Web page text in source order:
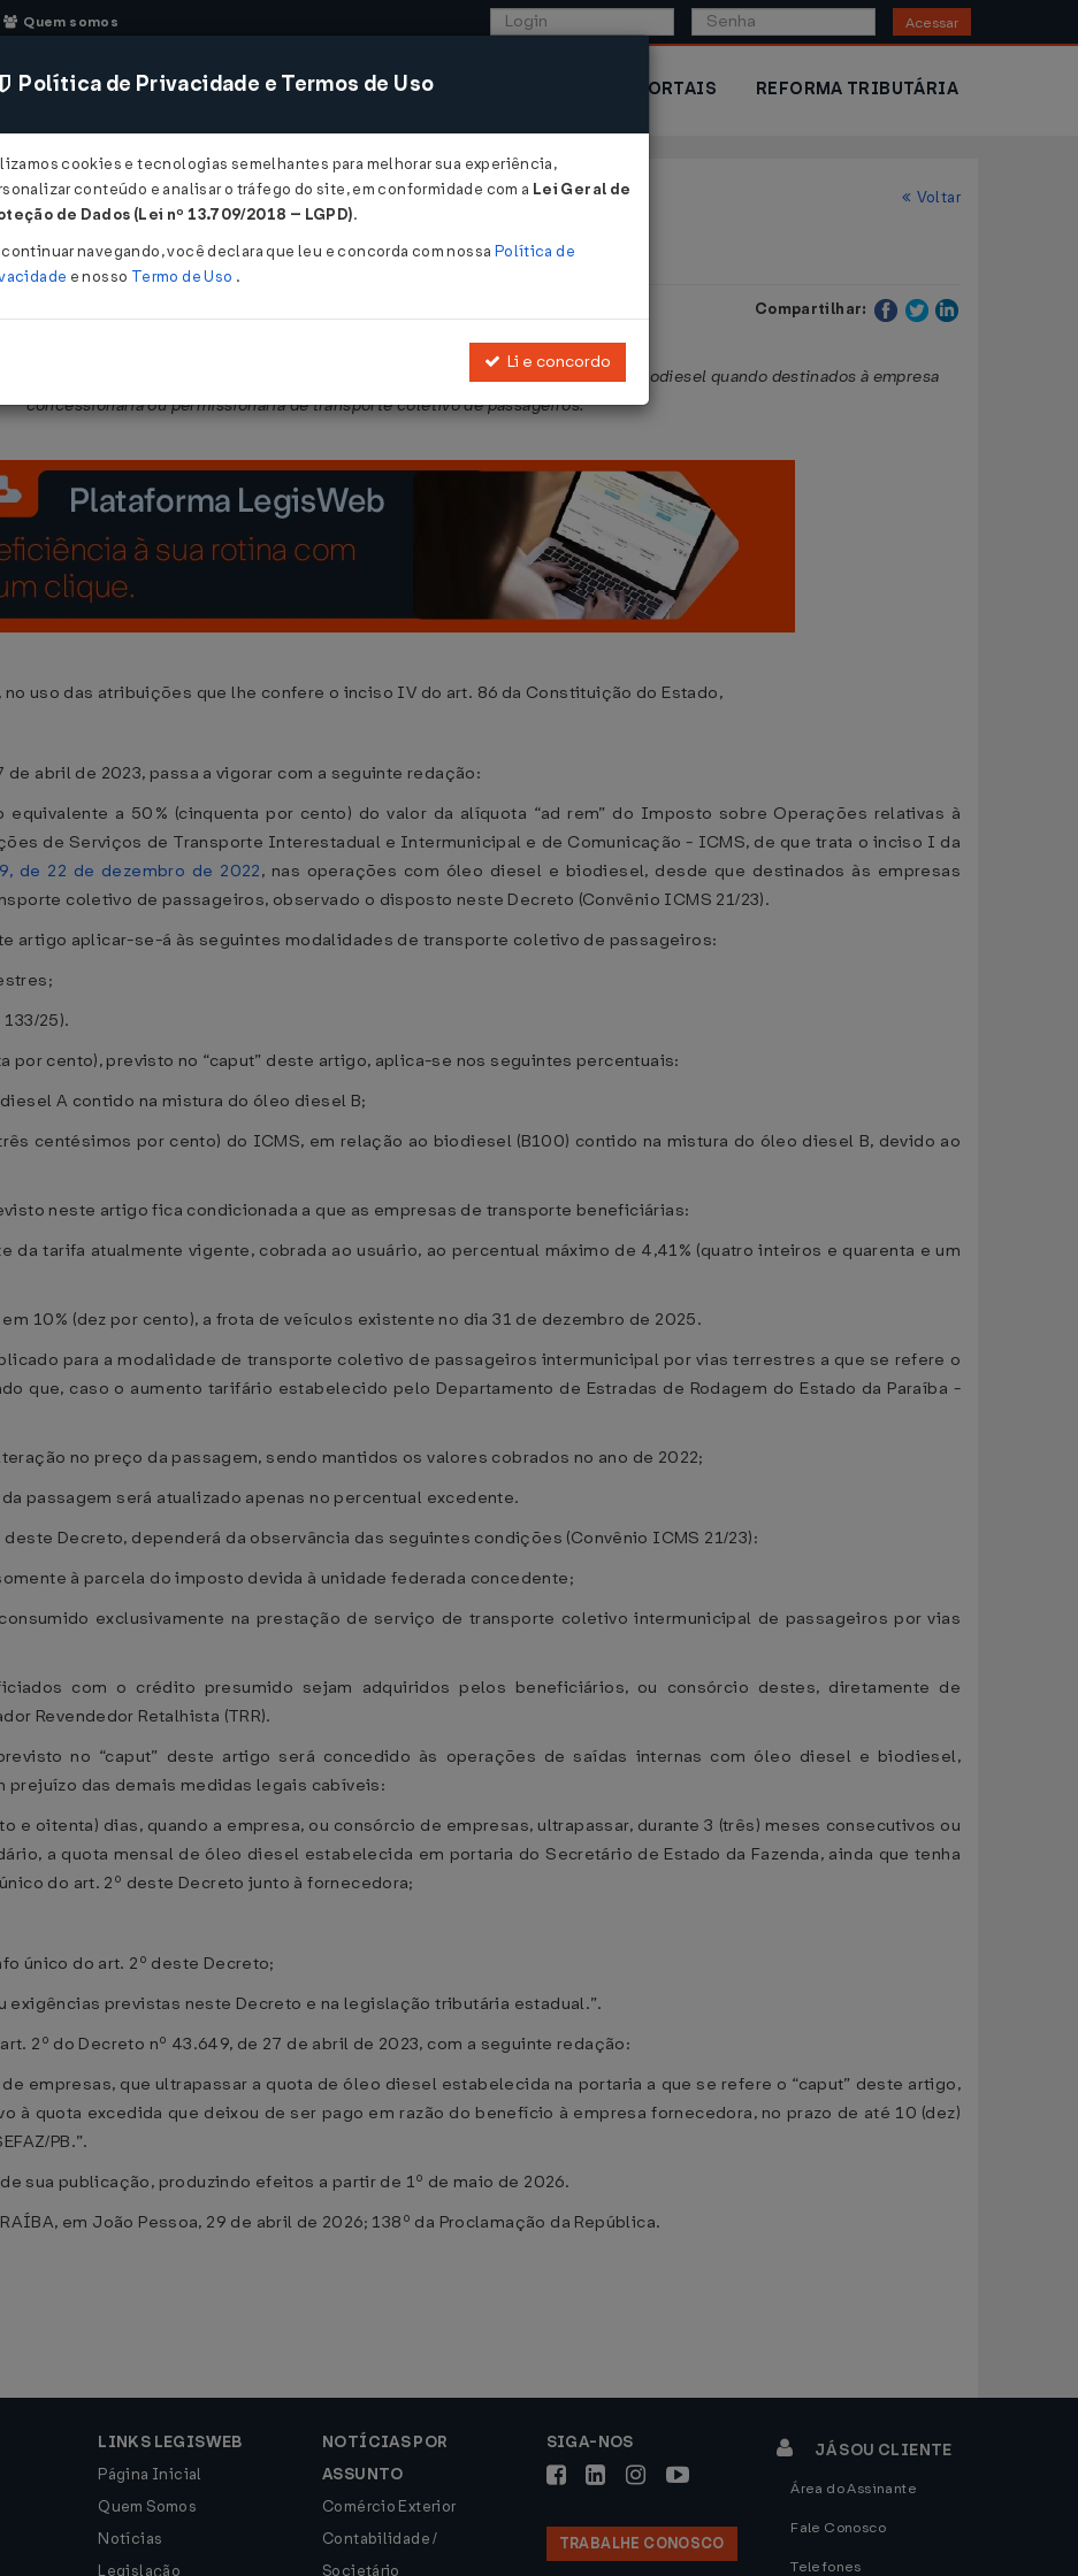
Quem somos Acessar
CONSULTORIA SISTEMAS COMÉRCIO EXTERIOR PORTAIS REFORMA TRIBUTÁRIA
- Paraíba Voltar
2026
Compartilhar:
crédito presumido do ICMS para as operações de saída de óleo diesel e biodiesel quando destinados à empresa
concessionária ou permissionária de transporte coletivo de passageiros.
no uso das atribuições que lhe confere o inciso IV do art. 86 da Constituição do Estado,
de abril de 2023, passa a vigorar com a seguinte redação:
equivalente a 50% (cinquenta por cento) do valor da alíquota “ad rem” do Imposto sobre Operações relativas à
de Serviços de Transporte Interestadual e Intermunicipal e de Comunicação - ICMS, de que trata o inciso I da
de 22 de dezembro de 2022, nas operações com óleo diesel e biodiesel, desde que destinados às empresas
coletivo de passageiros, observado o disposto neste Decreto (Convênio ICMS 21/23).
artigo aplicar-se-á às seguintes modalidades de transporte coletivo de passageiros:
25).
por cento), previsto no “caput” deste artigo, aplica-se nos seguintes percentuais:
A contido na mistura do óleo diesel B;
centésimos por cento) do ICMS, em relação ao biodiesel (B100) contido na mistura do óleo diesel B, devido ao
neste artigo fica condicionada a que as empresas de transporte beneficiárias:
tarifa atualmente vigente, cobrada ao usuário, ao percentual máximo de 4,41% (quatro inteiros e quarenta e um
10% (dez por cento), a frota de veículos existente no dia 31 de dezembro de 2025.
para a modalidade de transporte coletivo de passageiros intermunicipal por vias terrestres a que se refere o
que, caso o aumento tarifário estabelecido pelo Departamento de Estradas de Rodagem do Estado da Paraíba -
no preço da passagem, sendo mantidos os valores cobrados no ano de 2022;
passagem será atualizado apenas no percentual excedente.
Decreto, dependerá da observância das seguintes condições (Convênio ICMS 21/23):
à parcela do imposto devida à unidade federada concedente;
exclusivamente na prestação de serviço de transporte coletivo intermunicipal de passageiros por vias
com o crédito presumido sejam adquiridos pelos beneficiários, ou consórcio destes, diretamente de
Revendedor Retalhista (TRR).
no “caput” deste artigo será concedido às operações de saídas internas com óleo diesel e biodiesel,
das demais medidas legais cabíveis:
e oitenta) dias, quando a empresa, ou consórcio de empresas, ultrapassar, durante 3 (três) meses consecutivos ou
a quota mensal de óleo diesel estabelecida em portaria do Secretário de Estado da Fazenda, ainda que tenha
do art. 2º deste Decreto junto à fornecedora;
único do art. 2º deste Decreto;
previstas neste Decreto e na legislação tributária estadual.”.
2º do Decreto nº 43.649, de 27 de abril de 2023, com a seguinte redação:
empresas, que ultrapassar a quota de óleo diesel estabelecida na portaria a que se refere o “caput” deste artigo,
à quota excedida que deixou de ser pago em razão do benefício à empresa fornecedora, no prazo de até 10 (dez)
PB.”.
sua publicação, produzindo efeitos a partir de 1º de maio de 2026.
em João Pessoa, 29 de abril de 2026; 138º da Proclamação da República.
LINKS LEGISWEB
Página Inicial
Quem Somos
Notícias
Legislação
NOTÍCIAS POR
ASSUNTO
Comércio Exterior
Contabilidade /
Societário
SIGA-NOS
TRABALHE CONOSCO
JÁ SOU CLIENTE
Área do Assinante
Fale Conosco
Telefones
Política de Privacidade e Termos de Uso
cookies e tecnologias semelhantes para melhorar sua experiência,
conteúdo e analisar o tráfego do site, em conformidade com a Lei Geral de
de Dados (Lei nº 13.709/2018 – LGPD).
navegando, você declara que leu e concorda com nossa Política de
e nosso Termo de Uso .
Li e concordo